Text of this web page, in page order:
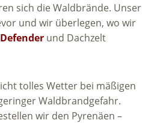
sich die Waldbrände. Unser
und wir überlegen, wo wir
Defender und Dachzelt
tolles Wetter bei mäßigen
Waldbrandgefahr.
wir den Pyrenäen –